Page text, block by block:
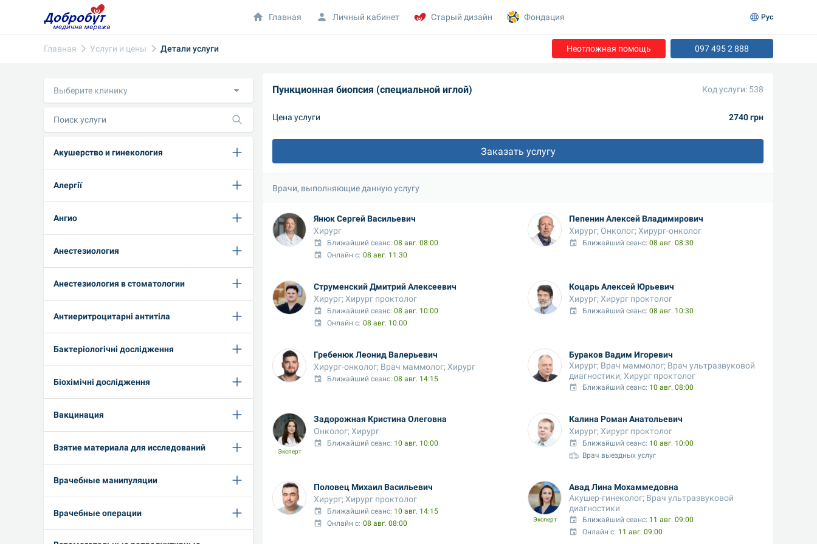
Главная Услуги и цены Детали услуги Неотложная помощь 097 495 2 888
Выберите клинику
Акушерство и гинекология
Алергії
Ангио
Анестезиология
Анестезиология в стоматологии
Антиеритроцитарні антитіла
Бактеріологічні дослідження
Біохімічні дослідження
Вакцинация
Взятие материала для исследований
Врачебные манипуляции
Врачебные операции
Пункционная биопсия (специальной иглой) Код услуги: 538
Цена услуги 2740 грн
Заказать услугу
Врачи, выполняющие данную услугу
Янюк Сергей Васильевич
Хирург
Ближайший сеанс: 08 авг. 08:00
Онлайн с: 08 авг. 11:30
Пепенин Алексей Владимирович
Хирург; Онколог; Хирург-онколог
Ближайший сеанс: 08 авг. 08:30
Струменский Дмитрий Алексеевич
Хирург; Хирург проктолог
Ближайший сеанс: 08 авг. 10:00
Онлайн с: 08 авг. 10:00
Коцарь Алексей Юрьевич
Хирург; Хирург проктолог
Ближайший сеанс: 08 авг. 10:30
Гребенюк Леонид Валерьевич
Хирург-онколог; Врач маммолог; Хирург
Ближайший сеанс: 08 авг. 14:15
Бураков Вадим Игоревич
Хирург; Врач маммолог; Врач ультразвуковой
диагностики; Хирург проктолог
Ближайший сеанс: 10 авг. 08:00
Эксперт
Задорожная Кристина Олеговна
Онколог; Хирург
Ближайший сеанс: 10 авг. 10:00
Калина Роман Анатольевич
Хирург; Хирург проктолог
Ближайший сеанс: 10 авг. 10:00
Врач выездных услуг
Половец Михаил Васильевич
Хирург; Хирург проктолог
Ближайший сеанс: 10 авг. 14:15
Онлайн с: 08 авг. 08:00 Эксперт
Авад Лина Мохаммедовна
Акушер-гинеколог; Врач ультразвуковой
диагностики
Ближайший сеанс: 11 авг. 09:00
Онлайн с: 11 авг. 09:00
Главная Личный кабинет Старый дизайн Фондация Рус